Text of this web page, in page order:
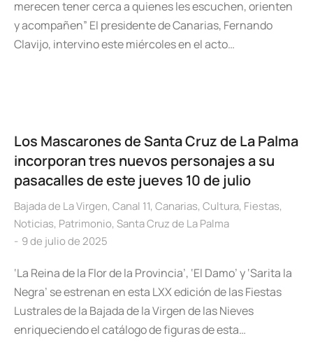
merecen tener cerca a quienes les escuchen, orienten
y acompañen” El presidente de Canarias, Fernando
Clavijo, intervino este miércoles en el acto…
Los Mascarones de Santa Cruz de La Palma
incorporan tres nuevos personajes a su
pasacalles de este jueves 10 de julio
Bajada de La Virgen, Canal 11, Canarias, Cultura, Fiestas,
Noticias, Patrimonio, Santa Cruz de La Palma
9 de julio de 2025
‘La Reina de la Flor de la Provincia’, ‘El Damo’ y ‘Sarita la
Negra’ se estrenan en esta LXX edición de las Fiestas
Lustrales de la Bajada de la Virgen de las Nieves
enriqueciendo el catálogo de figuras de esta…